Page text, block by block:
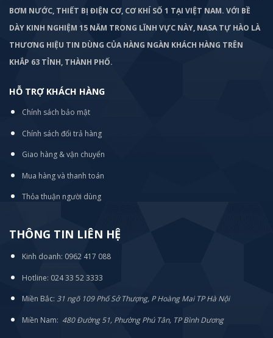
BƠM NƯỚC, THIẾT BỊ ĐIỆN CƠ, CƠ KHÍ SỐ 1 TẠI VIỆT NAM. VỚI BỀ
DÀY KINH NGHIỆM 15 NĂM TRONG LĨNH VỰC NÀY, NASA TỰ HÀO LÀ
THƯƠNG HIỆU TIN DÙNG CỦA HÀNG NGÀN KHÁCH HÀNG TRÊN
KHẮP 63 TỈNH, THÀNH PHỐ.
HỖ TRỢ KHÁCH HÀNG
Chính sách bảo mật
Chính sách đổi trả hàng
Giao hàng & vận chuyển
Mua hàng và thanh toán
Thỏa thuận người dùng
THÔNG TIN LIÊN HỆ
Kinh doanh: 0962 417 088
Hotline: 024 33 52 3333
Miền Bắc: 31 ngõ 109 Phố Sở Thượng, P Hoàng Mai TP Hà Nội
Miền Nam: 480 Đường 51, Phường Phú Tân, TP Bình Dương